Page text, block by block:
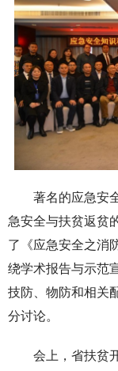
著名的应急安
急安全与扶贫返贫
了《应急安全之消
绕学术报告与示范
技防、物防和相关
分讨论。
会上，省扶贫